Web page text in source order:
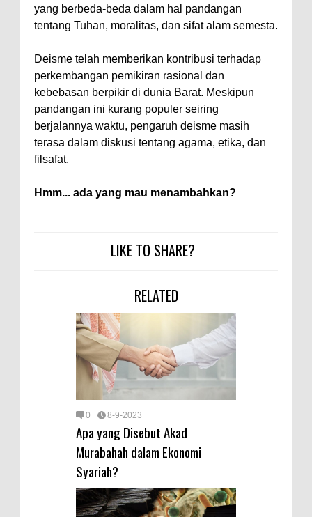
yang berbeda-beda dalam hal pandangan
tentang Tuhan, moralitas, dan sifat alam semesta.
Deisme telah memberikan kontribusi terhadap
perkembangan pemikiran rasional dan
kebebasan berpikir di dunia Barat. Meskipun
pandangan ini kurang populer seiring
berjalannya waktu, pengaruh deisme masih
terasa dalam diskusi tentang agama, etika, dan
filsafat.
Hmm... ada yang mau menambahkan?
LIKE TO SHARE?
RELATED
0 8-9-2023
Apa yang Disebut Akad
Murabahah dalam Ekonomi
Syariah?